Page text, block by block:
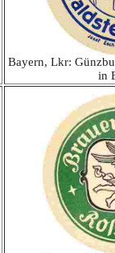
Bayern, Lkr:
in